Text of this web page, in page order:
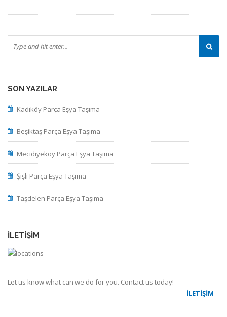
SON YAZILAR
Kadıköy Parça Eşya Taşıma
Beşiktaş Parça Eşya Taşıma
Mecidiyeköy Parça Eşya Taşıma
Şişli Parça Eşya Taşıma
Taşdelen Parça Eşya Taşıma
İLETIŞIM
Let us know what can we do for you. Contact us today!
İLETIŞIM